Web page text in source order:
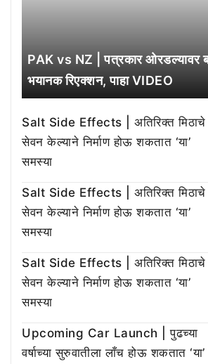
PAK vs NZ | पत्रकार ओरडल्यावर
भयानक रिएक्शन, पाहा VIDEO
Salt Side Effects | अतिरिक्त मिठाचे
सेवन केल्याने निर्माण होऊ शकतात ‘या’
समस्या
Salt Side Effects | अतिरिक्त मिठाचे
सेवन केल्याने निर्माण होऊ शकतात ‘या’
समस्या
Salt Side Effects | अतिरिक्त मिठाचे
सेवन केल्याने निर्माण होऊ शकतात ‘या’
समस्या
Upcoming Car Launch | पुढच्या
वर्षाच्या सुरुवातीला लाँच होऊ शकतात ‘या’